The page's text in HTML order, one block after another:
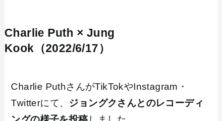
Charlie Puth × Jung
Kook（2022/6/17）
Charlie PuthさんがTikTokやInstagram・
Twitterにて、 ジョングクさんとのレコーディ